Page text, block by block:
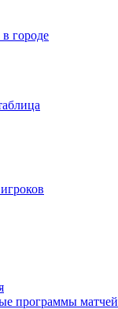
городе
программы матчей